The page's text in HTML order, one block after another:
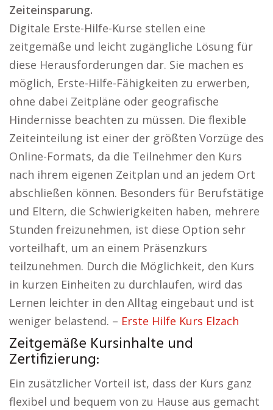
Zeiteinsparung.
Digitale Erste-Hilfe-Kurse stellen eine
zeitgemäße und leicht zugängliche Lösung für
diese Herausforderungen dar. Sie machen es
möglich, Erste-Hilfe-Fähigkeiten zu erwerben,
ohne dabei Zeitpläne oder geografische
Hindernisse beachten zu müssen. Die flexible
Zeiteinteilung ist einer der größten Vorzüge des
Online-Formats, da die Teilnehmer den Kurs
nach ihrem eigenen Zeitplan und an jedem Ort
abschließen können. Besonders für Berufstätige
und Eltern, die Schwierigkeiten haben, mehrere
Stunden freizunehmen, ist diese Option sehr
vorteilhaft, um an einem Präsenzkurs
teilzunehmen. Durch die Möglichkeit, den Kurs
in kurzen Einheiten zu durchlaufen, wird das
Lernen leichter in den Alltag eingebaut und ist
weniger belastend. – Erste Hilfe Kurs Elzach
Zeitgemäße Kursinhalte und
Zertifizierung:
Ein zusätzlicher Vorteil ist, dass der Kurs ganz
flexibel und bequem von zu Hause aus gemacht